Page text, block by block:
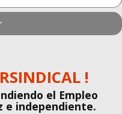
!
el Empleo
e independiente.